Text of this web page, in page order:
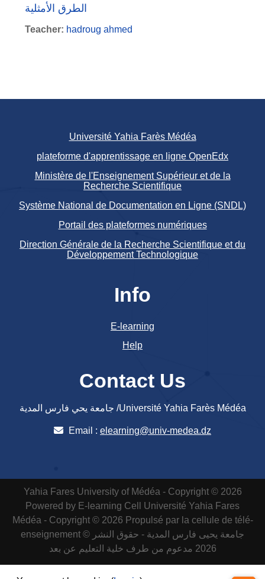
الطرق الأمثلية
Teacher: hadroug ahmed
Université Yahia Farès Médéa
plateforme d'apprentissage en ligne OpenEdx
Ministère de l'Enseignement Supérieur et de la
Recherche Scientifique
Système National de Documentation en Ligne (SNDL)
Portail des plateformes numériques
Direction Générale de la Recherche Scientifique et du
Développement Technologique
Info
E-learning
Help
Contact Us
جامعة يحي فارس المدية /Université Yahia Farès Médéa
Email : elearning@univ-medea.dz
Yahia Fares University of Médéa - Copyright © 2026
Powered by E-learning Cell
Université Yahia Fares
Médéa - Copyright © 2026 Propulsé par la cellule de télé-
enseignement جامعة يحيى فارس المدية - حقوق النشر ©
2026 مدعوم من طرف خلية التعليم عن بعد